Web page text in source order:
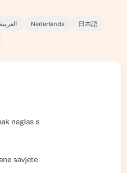
العربية Nederlands 日本語
naglas s
savjete